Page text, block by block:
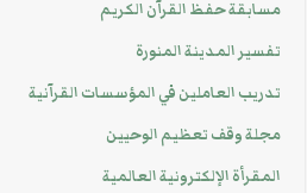
مسابقة حفظ القرآن الكريم
تفسير المدينة المنورة
تدريب العاملين في المؤسسات القرآنية
مجلة وقف تعظيم الوحيين
المقرأة الإلكترونية العالمية